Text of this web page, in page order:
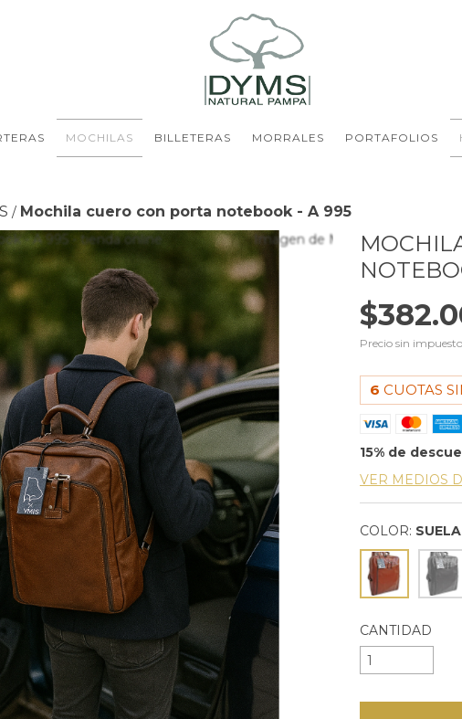
MOCHILAS BILLETERAS MORRALES PORTAFOLIOS
/ Mochila cuero con porta notebook - A 995
Precio sin
6 CUOTAS
15% de
VER MEDIOS
COLOR: SUELA
CANTIDAD